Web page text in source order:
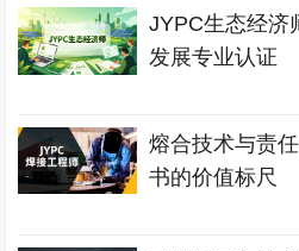
JYPC生态经济
发展专业认证
熔合技术与责
书的价值标尺